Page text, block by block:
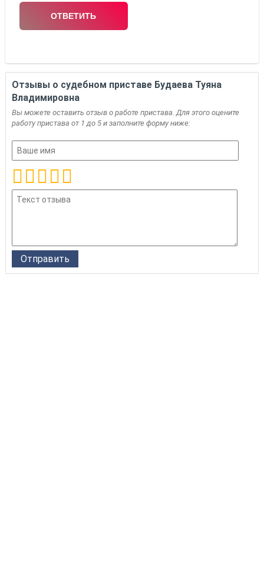
Отзывы о судебном приставе Будаева Туяна
Владимировна
Вы можете оставить отзыв о работе пристава. Для этого оцените
работу пристава от 1 до 5 и заполните форму ниже: